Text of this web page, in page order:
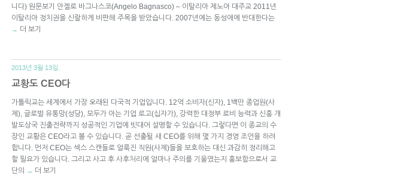
니다) 원문보기 안젤로 바그나스코(Angelo Bagnasco) – 이탈리아 제노아 대주교 2011년
이탈리아 정치권을 신랄하게 비판해 주목을 받았습니다. 2007년에는 동성애에 반대한다는
→ 더 보기
2013년 3월 13일.
교황도 CEO다
가톨릭교는 세계에서 가장 오래된 다국적 기업입니다. 12억 소비자(신자), 1백만 종업원(사
제), 글로벌 유통망(성당), 모두가 아는 기업 로고(십자가), 강력한 대정부 로비 능력과 신흥 개
발도상국 진출전략까지 성공적인 기업에 빗대어 설명할 수 있습니다. 그렇다면 이 종교의 수
장인 교황은 CEO라고 볼 수 있습니다. 곧 선출될 새 CEO를 위해 몇 가지 경영 조언을 하려
합니다. 먼저 CEO는 섹스 스캔들로 얼룩진 직원(사제)들을 보호하는 대신 과감히 정리해고
할 필요가 있습니다. 그리고 사고 후 사후처리에 얼마나 주의를 기울였는지 홍보함으로서 교
단의
→ 더 보기